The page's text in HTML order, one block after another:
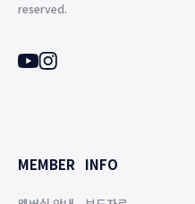
reserved.
MEMBER INFO